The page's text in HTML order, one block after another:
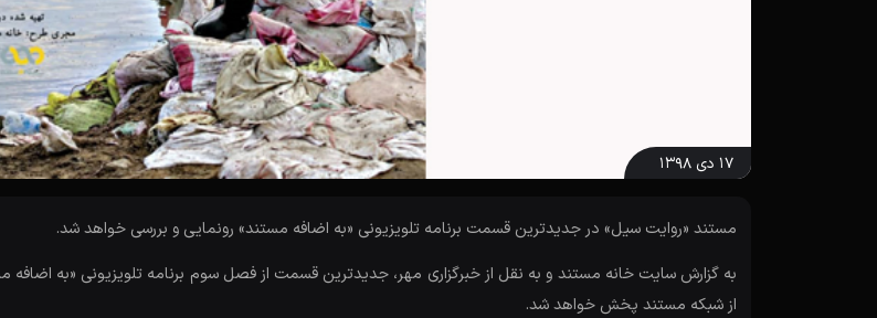
۱۷ دی ۱۳۹۸
مستند «روایت سیل» در جدیدترین قسمت برنامه تلویزیونی «به اضافه مستند» رونمایی و بررسی خواهد شد.
به گزارش سایت خانه مستند و به نقل از خبرگزاری مهر، جدیدترین قسمت از فصل سوم برنامه تلویزیونی «به
از شبکه مستند پخش خواهد شد.